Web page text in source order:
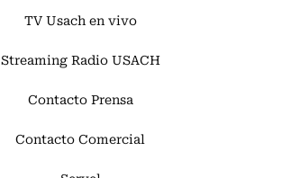
TV Usach en vivo
Streaming Radio USACH
Contacto Prensa
Contacto Comercial